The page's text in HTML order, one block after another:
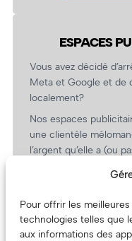
Pour offrir les
technologies telles que
aux informations des
ESPACES
Vous avez décidé
Meta et Google et de
localement?
Nos espaces
une clientèle
l’argent qu’elle a (ou
revient.
(Oui, on va avoir des